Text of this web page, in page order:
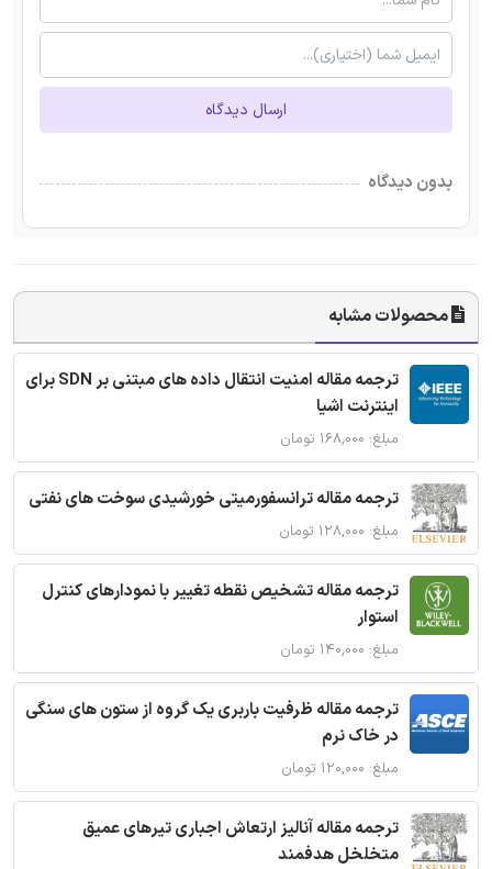
ارسال دیدگاه
بدون دیدگاه
محصولات مشابه
ترجمه مقاله امنیت انتقال داده های مبتنی بر SDN برای
اینترنت اشیا
مبلغ: ۱۶۸,۰۰۰ تومان
ترجمه مقاله ترانسفورمیتی خورشیدی سوخت های نفتی
مبلغ: ۱۲۸,۰۰۰ تومان
ترجمه مقاله تشخیص نقطه تغییر با نمودارهای کنترل
استوار
مبلغ: ۱۴۰,۰۰۰ تومان
ترجمه مقاله ظرفیت باربری یک گروه از ستون های سنگی
در خاک نرم
مبلغ: ۱۲۰,۰۰۰ تومان
ترجمه مقاله آنالیز ارتعاش اجباری تیرهای عمیق
متخلخل هدفمند